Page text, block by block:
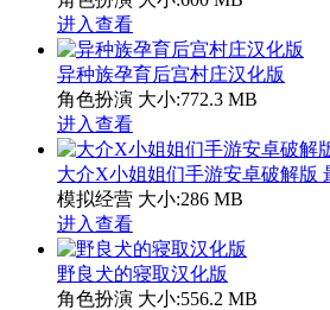
进入查看
异种族孕育后宫村庄汉化版
角色扮演 大小:772.3 MB
进入查看
大介X小姐姐们手游安卓破解版
模拟经营 大小:286 MB
进入查看
野良犬的寝取汉化版
角色扮演 大小:556.2 MB